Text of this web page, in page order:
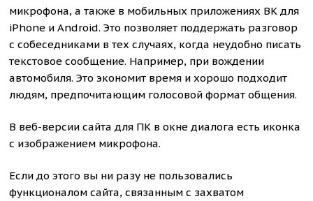
микрофона, а также в мобильных приложениях ВК для
iPhone и Android. Это позволяет поддержать разговор
с собеседниками в тех случаях, когда неудобно писать
текстовое сообщение. Например, при вождении
автомобиля. Это экономит время и хорошо подходит
людям, предпочитающим голосовой формат общения.
В веб-версии сайта для ПК в окне диалога есть иконка
с изображением микрофона.
Если до этого вы ни разу не пользовались
функционалом сайта, связанным с захватом